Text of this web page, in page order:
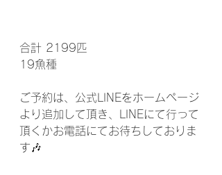
合計 2199匹
19魚種
ご予約は、公式LINEをホームページ
より追加して頂き、LINEにて行って
頂くかお電話にてお待ちしておりま
す🎶